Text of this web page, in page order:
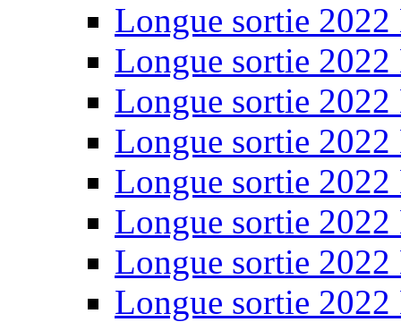
Longue sortie 2022
Longue sortie 2022
Longue sortie 2022
Longue sortie 2022
Longue sortie 2022
Longue sortie 2022
Longue sortie 2022
Longue sortie 2022